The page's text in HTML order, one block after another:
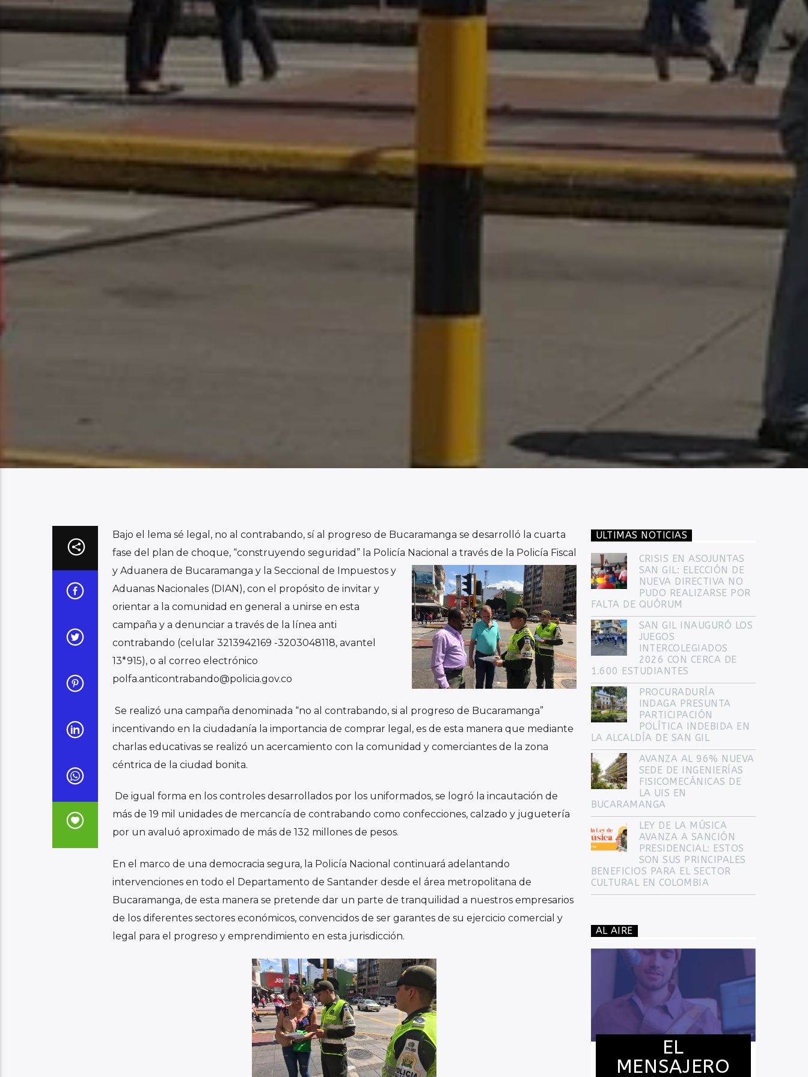
Bajo el lema sé legal, no al contrabando, sí al progreso de Bucaramanga se desarrolló la cuarta
fase del plan de choque, “construyendo seguridad” la Policía Nacional a través de la Policía Fiscal
y Aduanera de Bucaramanga y la Seccional de Impuestos y
Aduanas Nacionales (DIAN), con el propósito de invitar y
orientar a la comunidad en general a unirse en esta
campaña y a denunciar a través de la línea anti
contrabando (celular 3213942169 -3203048118, avantel
13*915), o al correo electrónico
polfa.anticontrabando@policia.gov.co
Se realizó una campaña denominada “no al contrabando, si al progreso de Bucaramanga”
incentivando en la ciudadanía la importancia de comprar legal, es de esta manera que mediante
charlas educativas se realizó un acercamiento con la comunidad y comerciantes de la zona
céntrica de la ciudad bonita.
De igual forma en los controles desarrollados por los uniformados, se logró la incautación de
más de 19 mil unidades de mercancía de contrabando como confecciones, calzado y juguetería
por un avaluó aproximado de más de 132 millones de pesos.
En el marco de una democracia segura, la Policía Nacional continuará adelantando
intervenciones en todo el Departamento de Santander desde el área metropolitana de
Bucaramanga, de esta manera se pretende dar un parte de tranquilidad a nuestros empresarios
de los diferentes sectores económicos, convencidos de ser garantes de su ejercicio comercial y
legal para el progreso y emprendimiento en esta jurisdicción.
ULTIMAS NOTICIAS
CRISIS EN ASOJUNTAS
SAN GIL: ELECCIÓN DE
NUEVA DIRECTIVA NO
PUDO REALIZARSE POR
FALTA DE QUÓRUM
SAN GIL INAUGURÓ LOS
JUEGOS
INTERCOLEGIADOS
2026 CON CERCA DE
1.600 ESTUDIANTES
PROCURADURÍA
INDAGA PRESUNTA
PARTICIPACIÓN
POLÍTICA INDEBIDA EN
LA ALCALDÍA DE SAN GIL
AVANZA AL 96% NUEVA
SEDE DE INGENIERÍAS
FISICOMECÁNICAS DE
LA UIS EN
BUCARAMANGA
LEY DE LA MÚSICA
AVANZA A SANCIÓN
PRESIDENCIAL: ESTOS
SON SUS PRINCIPALES
BENEFICIOS PARA EL SECTOR
CULTURAL EN COLOMBIA
AL AIRE
EL
MENSAJERO